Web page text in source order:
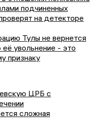
подчиненных
на детекторе
Тулы не вернется
её увольнение - это
признаку
ЦРБ с
сложная